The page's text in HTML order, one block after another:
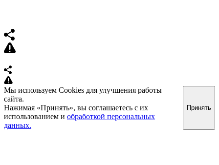
Мы используем Cookies для улучшения работы
сайта.
Нажимая «Принять», вы соглашаетесь с их
использованием и обработкой персональных
данных.
Принять